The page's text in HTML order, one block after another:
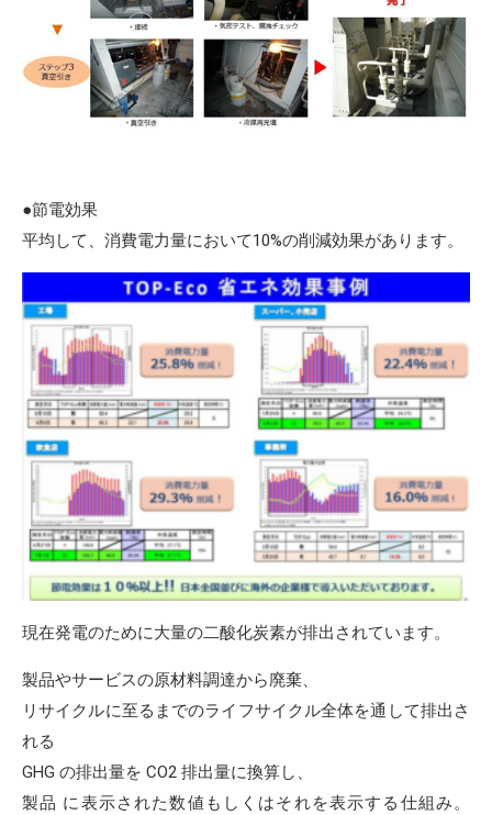
●節電効果
平均して、消費電力量において10%の削減効果があります。
現在発電のために大量の二酸化炭素が排出されています。
製品やサービスの原材料調達から廃棄、
リサイクルに至るまでのライフサイクル全体を通して排出さ
れる
GHG の排出量を CO2 排出量に換算し、
製品 に表示された数値もしくはそれを表示する仕組み。